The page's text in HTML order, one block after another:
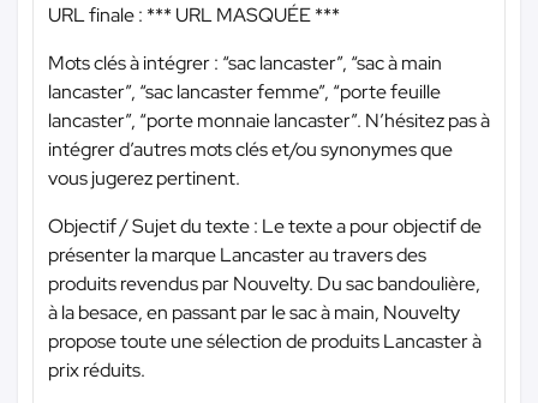
URL finale : *** URL MASQUÉE ***
Mots clés à intégrer : “sac lancaster”, “sac à main
lancaster”, “sac lancaster femme”, “porte feuille
lancaster”, “porte monnaie lancaster”. N’hésitez pas à
intégrer d’autres mots clés et/ou synonymes que
vous jugerez pertinent.
Objectif / Sujet du texte : Le texte a pour objectif de
présenter la marque Lancaster au travers des
produits revendus par Nouvelty. Du sac bandoulière,
à la besace, en passant par le sac à main, Nouvelty
propose toute une sélection de produits Lancaster à
prix réduits.